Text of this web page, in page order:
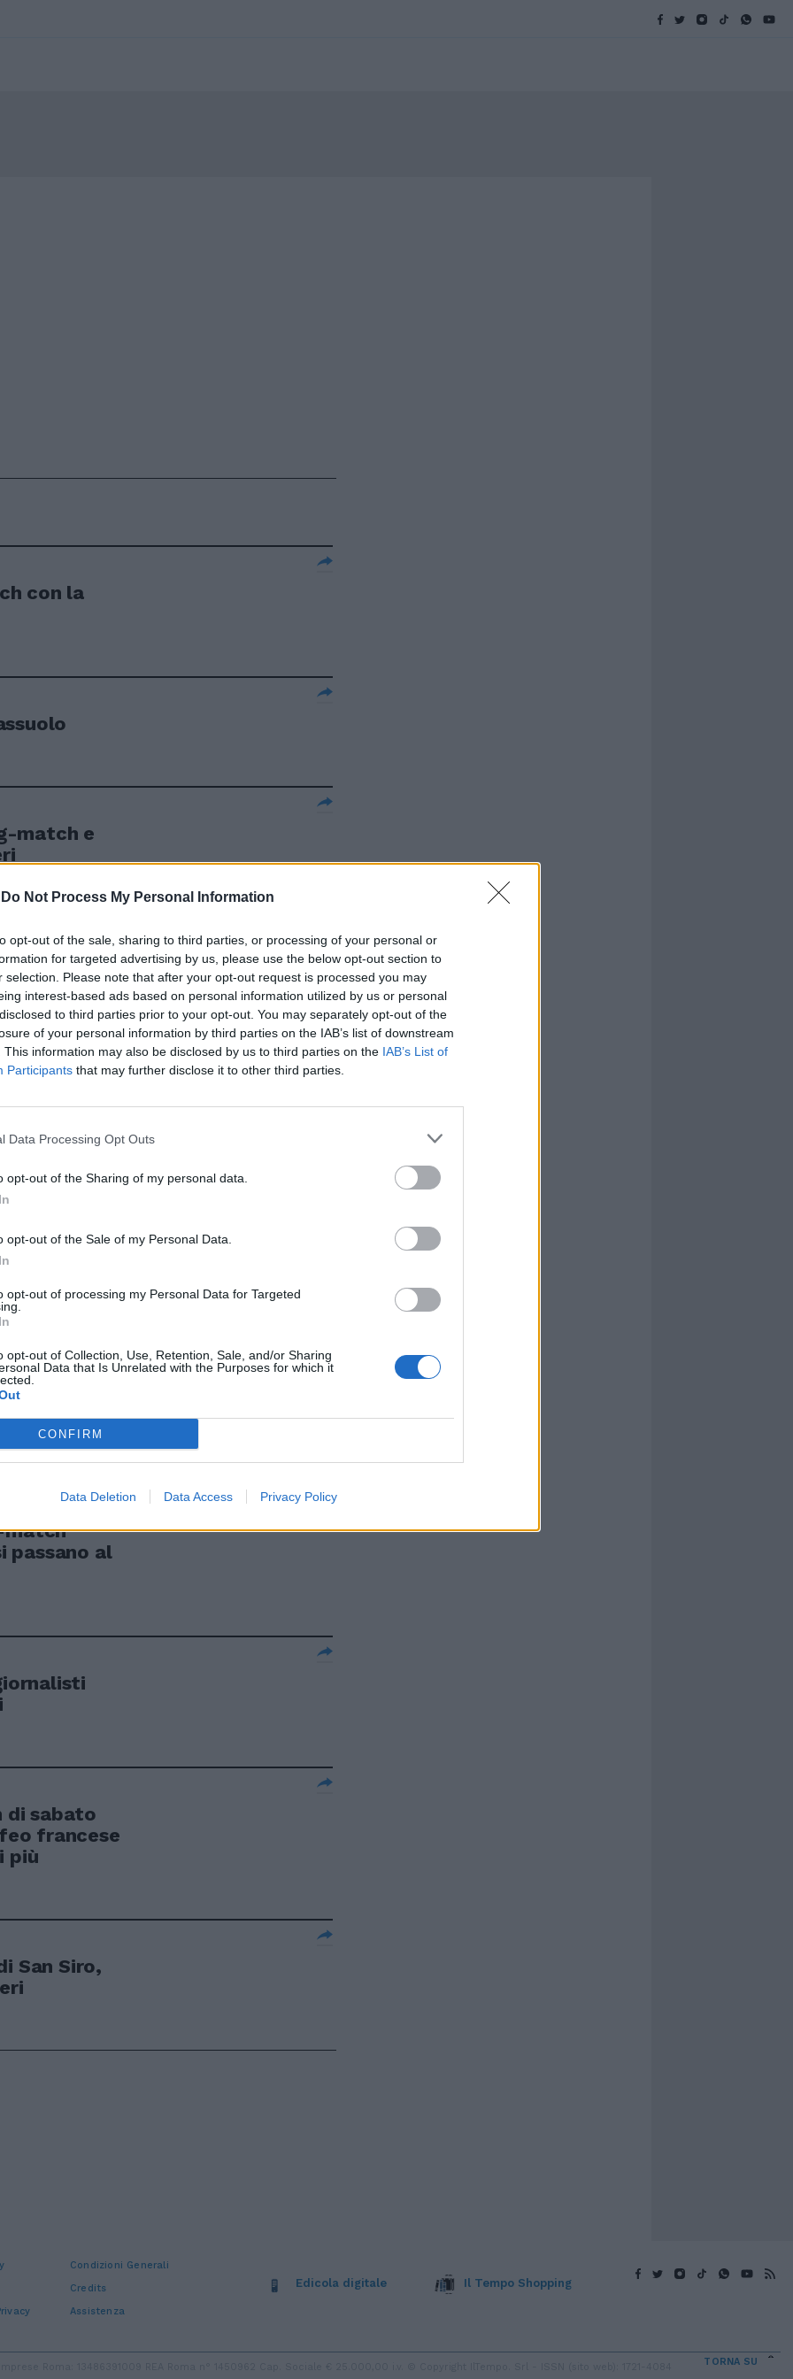
Do Not Process My Personal Information
opt-out of the sale, sharing to third parties, or processing of your personal or
for targeted advertising by us, please use the below opt-out section to
selection. Please note that after your opt-out request is processed you may
interest-based ads based on personal information utilized by us or personal
to third parties prior to your opt-out. You may separately opt-out of the
of your personal information by third parties on the IAB’s list of downstream
This information may also be disclosed by us to third parties on the IAB’s List of
Participants that may further disclose it to other third parties.
Data Processing Opt Outs
opt-out of the Sharing of my personal data.
opt-out of the Sale of my Personal Data.
opt-out of processing my Personal Data for Targeted
opt-out of Collection, Use, Retention, Sale, and/or Sharing
Data that Is Unrelated with the Purposes for which it
CONFIRM
Data Deletion Data Access Privacy Policy
con la
match e
l'en plein.
di stasera
e ...
big-match
Samuel
match
passano al
di sabato
francese
più
San Siro,
Condizioni Generali
Credits
Assistenza
Edicola digitale Il Tempo Shopping
TORNA SU